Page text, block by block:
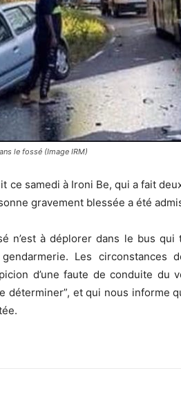
le fossé (Image IRM)
ce samedi à Ironi Be, qui a fait
gravement blessée a été
n’est à déplorer dans le bus
Les circonstances
d’une faute de conduite
déterminer”, et qui nous informe